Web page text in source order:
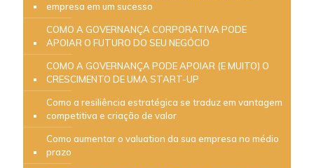
empresa em um sucesso
COMO A GOVERNANÇA CORPORATIVA PODE
APOIAR O FUTURO DO SEU NEGÓCIO
COMO A GOVERNANÇA PODE APOIAR (E MUITO) O
CRESCIMENTO DE UMA START-UP
Como a resiliência estratégica se traduz em vantagem
competitiva e criação de valor
Como aumentar o valuation da sua empresa no médio
prazo